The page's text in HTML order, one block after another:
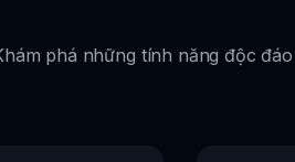
phá những tính năng độc